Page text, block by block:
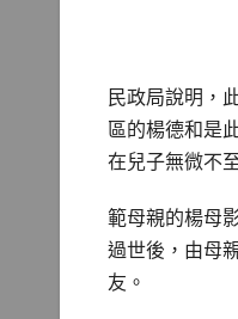
民政局說明，
區的楊德和是
在兒子無微不
範母親的楊母
過世後，由母
友。